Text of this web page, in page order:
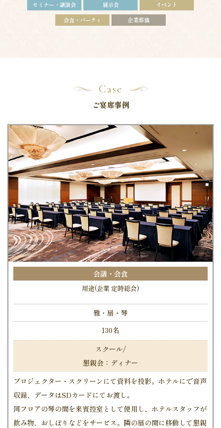
セミナー・講演会
展示会
イベント
会食・パーティ
企業葬儀
Case
ご宴席事例
会議・会食
用途(企業 定時総会)
雅・扇・琴
130名
スクール/
懇親会：ディナー
プロジェクター・スクリーンにて資料を投影。ホテルにで音声
収録、データはSDカードにてお渡し。
同フロアの琴の間を来賓控室として使用し、ホテルスタッフが
飲み物、おしぼりなどをサービス。隣の扇の間に移動して懇親